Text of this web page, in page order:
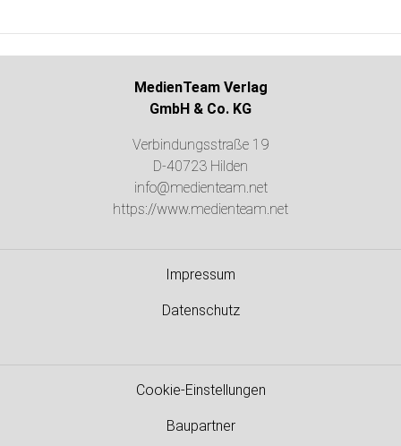
MedienTeam Verlag
GmbH & Co. KG
Verbindungsstraße 19
D-40723 Hilden
info@medienteam.net
https://www.medienteam.net
Impressum
Datenschutz
Cookie-Einstellungen
Baupartner